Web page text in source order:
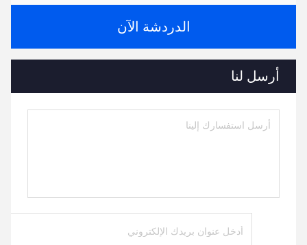
الدردشة الآن
أرسل لنا